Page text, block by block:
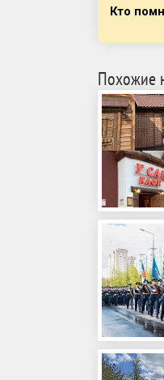
Кто
Похожие